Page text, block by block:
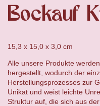
Bockauf
15,3 x 15,0 x 3,0 cm
Alle unsere Produkte
hergestellt, wodurch der
Herstellungsprozesses zur
Unikat und weist leichte
Struktur auf, die sich aus